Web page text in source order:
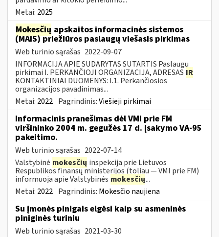
Metai: 2025
Mokesčių apskaitos informacinės sistemos
(MAIS) priežiūros paslaugų viešasis pirkimas
Web turinio sąrašas 2022-09-07
INFORMACIJA APIE SUDARYTAS SUTARTIS Paslaugų
pirkimai I. PERKANČIOJI ORGANIZACIJA, ADRESAS IR
KONTAKTINIAI DUOMENYS: I.1. Perkančiosios
organizacijos pavadinimas...
Metai: 2022 Pagrindinis:Viešieji pirkimai
Informacinis pranešimas dėl VMI prie FM
viršininko 2004 m. gegužės 17 d. įsakymo VA-95
pakeitimo.
Web turinio sąrašas 2022-07-14
Valstybinė mokesčių inspekcija prie Lietuvos
Respublikos finansų ministerijos (toliau ― VMI prie FM)
informuoja apie Valstybinės mokesčių...
Metai: 2022 Pagrindinis: Mokesčio naujiena
Su įmonės pinigais elgėsi kaip su asmeninės
piniginės turiniu
Web turinio sąrašas 2021-03-30